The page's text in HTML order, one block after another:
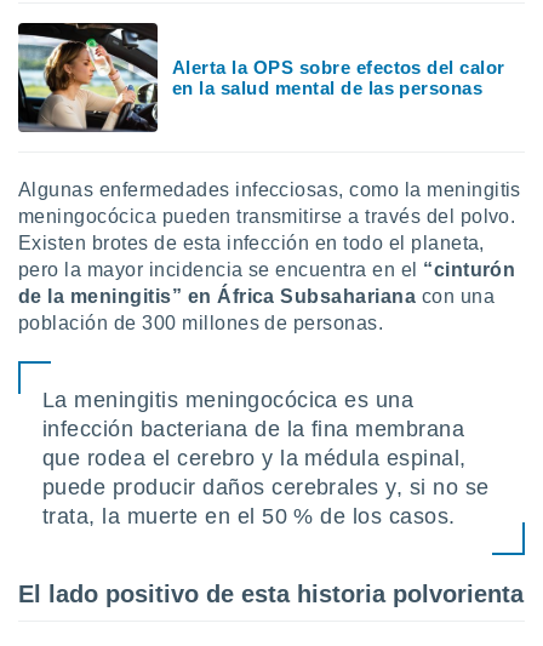
publicidad
de
Alerta la OPS sobre efectos del calor
en la salud mental de las personas
Algunas enfermedades infecciosas, como la meningitis
meningocócica pueden transmitirse a través del polvo.
Existen brotes de esta infección en todo el planeta,
pero la mayor incidencia se encuentra en el “cinturón
de la meningitis” en África Subsahariana con una
población de 300 millones de personas.
La meningitis meningocócica es una
infección bacteriana de la fina membrana
que rodea el cerebro y la médula espinal,
puede producir daños cerebrales y, si no se
trata, la muerte en el 50 % de los casos.
El lado positivo de esta historia polvorienta